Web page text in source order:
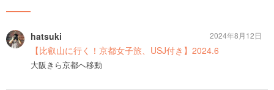
hatsuki
【比叡山に行く！京都女子旅、USJ付き】2024.6
大阪きら京都へ移動
2024年8月12日